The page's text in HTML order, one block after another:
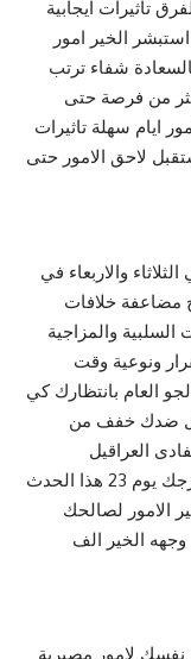
تاثيرات ايجابية
الخير امور
شفاء ترتب
من فرصة حتى
ايام سهلة تاثيرات
لاحق الامور حتى
والاربعاء في
مضاعفة خلافات
السلبية والمزاجية
ونوعية وقت
العام بانتظارك كي
ضدك خفف من
العراقيل
المحتملة انتظر وصول القمر المكتمل الى برجك يوم 23 هذا الحدث
الامور لصالحك
الخير الف
نفسك لامور مصيرية